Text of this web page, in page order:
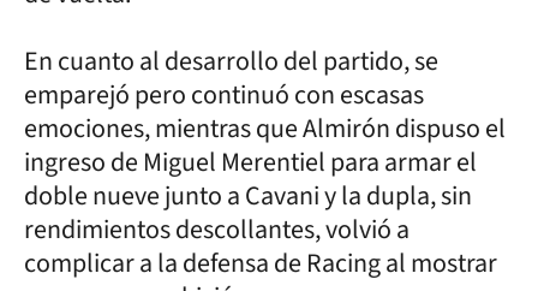
En cuanto al desarrollo del partido, se
emparejó pero continuó con escasas
emociones, mientras que Almirón dispuso el
ingreso de Miguel Merentiel para armar el
doble nueve junto a Cavani y la dupla, sin
rendimientos descollantes, volvió a
complicar a la defensa de Racing al mostrar